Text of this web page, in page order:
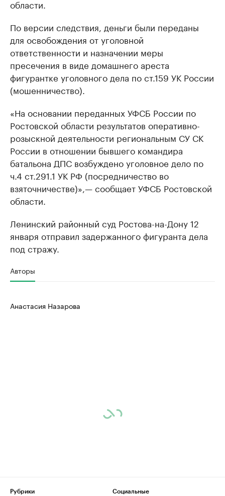
области.
По версии следствия, деньги были переданы
для освобождения от уголовной
ответственности и назначении меры
пресечения в виде домашнего ареста
фигурантке уголовного дела по ст.159 УК России
(мошенничество).
«На основании переданных УФСБ России по
Ростовской области результатов оперативно-
розыскной деятельности региональным СУ СК
России в отношении бывшего командира
батальона ДПС возбуждено уголовное дело по
ч.4 ст.291.1 УК РФ (посредничество во
взяточничестве)»,— сообщает УФСБ Ростовской
области.
Ленинский районный суд Ростова-на-Дону 12
января отправил задержанного фигуранта дела
под стражу.
Авторы
Анастасия Назарова
Рубрики
Социальные